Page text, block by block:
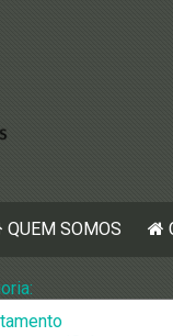
QUEM SOMOS